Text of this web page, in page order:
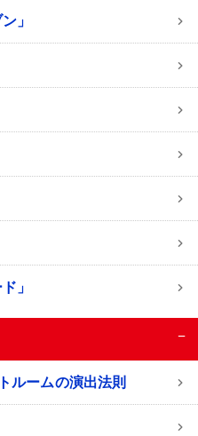
」
」
−
ルームの演出法則